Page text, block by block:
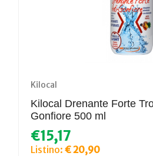
Kilocal
Kilocal Drenante Forte
Gonfiore 500 ml
€15,17
Listino: € 20,90